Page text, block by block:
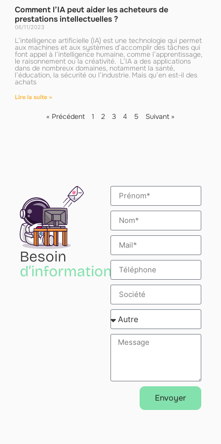
Comment l’IA peut aider les acheteurs de
prestations intellectuelles ?
06/11/2023
L’intelligence artificielle (IA) est une technologie qui permet
aux machines et aux systèmes d’accomplir des tâches qui
font appel à l’intelligence humaine, comme l’apprentissage,
le raisonnement ou la créativité. L’IA a des applications
dans de nombreux domaines, notamment la santé,
l’éducation, la sécurité ou l’industrie. Mais qu’en est-il des
achats
Lire la suite »
« Précédent 1 2 3 4 5 Suivant »
Besoin
d’informations?
Envoyer